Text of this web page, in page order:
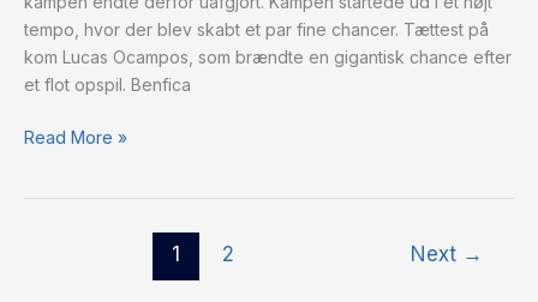
tempo, hvor der blev skabt et par fine chancer. Tættest på
kom Lucas Ocampos, som brændte en gigantisk chance efter
et flot opspil. Benfica
Read More »
1 2 Next →